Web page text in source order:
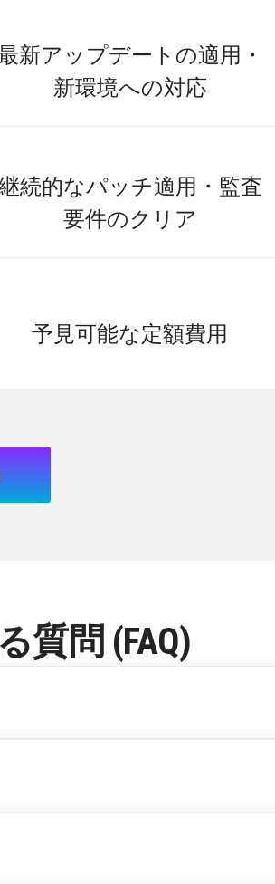
新アップデートの適用・
新環境への対応
続的なパッチ適用・監査
要件のクリア
予見可能な定額費用
質問 (FAQ)